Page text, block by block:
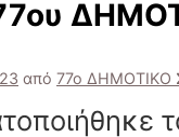
από 77ο ΔΗΜΟΤΙΚΟ